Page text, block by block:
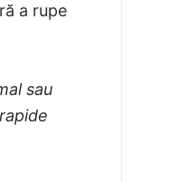
a rupe
sau